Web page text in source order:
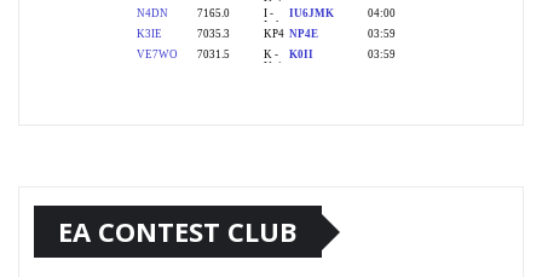
EA CONTEST CLUB